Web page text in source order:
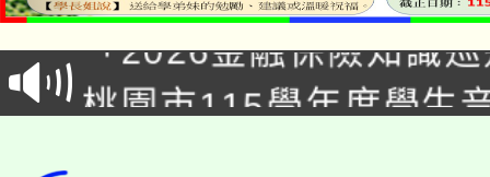
代理(課)教師甄選結果(
「2026金融保險知識
車」活動
桃園市115學年度學生